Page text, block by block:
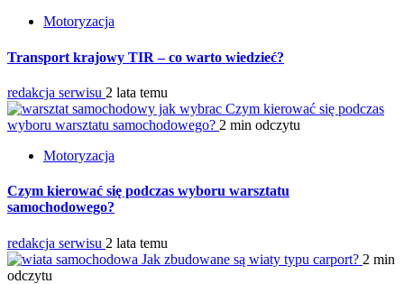
Motoryzacja
Transport krajowy TIR – co warto wiedzieć?
redakcja serwisu 2 lata temu
Czym kierować się podczas
wyboru warsztatu samochodowego? 2 min odczytu
Motoryzacja
Czym kierować się podczas wyboru warsztatu
samochodowego?
redakcja serwisu 2 lata temu
Jak zbudowane są wiaty typu carport? 2 min
odczytu